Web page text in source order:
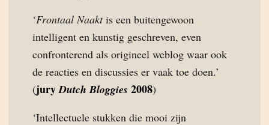
‘Frontaal Naaktis een buitengewoon
intelligent en kunstig geschreven, even
confronterend als origineel weblog waar ook
de reacties en discussies er vaak toe doen.’
(juryDutch Bloggies 2008)
‘Intellectuele stukken die mooi zijn